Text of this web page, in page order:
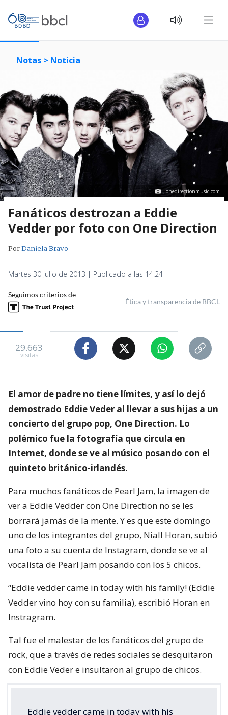
Notas > Noticia
onedirectionmusic.com
Fanáticos destrozan a Eddie
Vedder por foto con One Direction
PorDaniela Bravo
Martes 30 julio de 2013 | Publicado a las 14:24
Seguimos criterios de
Ética y transparencia de BBCL
29.663
visitas
El amor de padre no tiene límites, y así lo dejó
demostrado Eddie Veder al llevar a sus hijas a un
concierto del grupo pop, One Direction. Lo
polémico fue la fotografía que circula en
Internet, donde se ve al músico posando con el
quinteto británico-irlandés.
Para muchos fanáticos de Pearl Jam, la imagen de
ver a Eddie Vedder con One Direction no se les
borrará jamás de la mente. Y es que este domingo
uno de los integrantes del grupo, Niall Horan, subió
una foto a su cuenta de Instagram, donde se ve al
vocalista de Pearl Jam posando con los 5 chicos.
“Eddie vedder came in today with his family! (Eddie
Vedder vino hoy con su familia), escribió Horan en
Instragram.
Tal fue el malestar de los fanáticos del grupo de
rock, que a través de redes sociales se desquitaron
con Eddie Veder e insultaron al grupo de chicos.
Eddie vedder came in today with his